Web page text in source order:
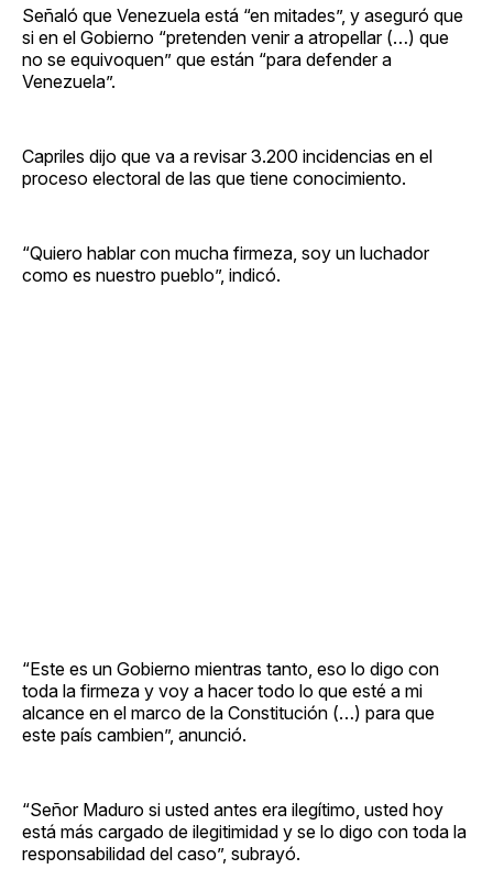
Señaló que Venezuela está “en mitades”, y aseguró que
si en el Gobierno “pretenden venir a atropellar (…) que
no se equivoquen” que están “para defender a
Venezuela”.
Capriles dijo que va a revisar 3.200 incidencias en el
proceso electoral de las que tiene conocimiento.
“Quiero hablar con mucha firmeza, soy un luchador
como es nuestro pueblo”, indicó.
“Este es un Gobierno mientras tanto, eso lo digo con
toda la firmeza y voy a hacer todo lo que esté a mi
alcance en el marco de la Constitución (…) para que
este país cambien”, anunció.
“Señor Maduro si usted antes era ilegítimo, usted hoy
está más cargado de ilegitimidad y se lo digo con toda la
responsabilidad del caso”, subrayó.